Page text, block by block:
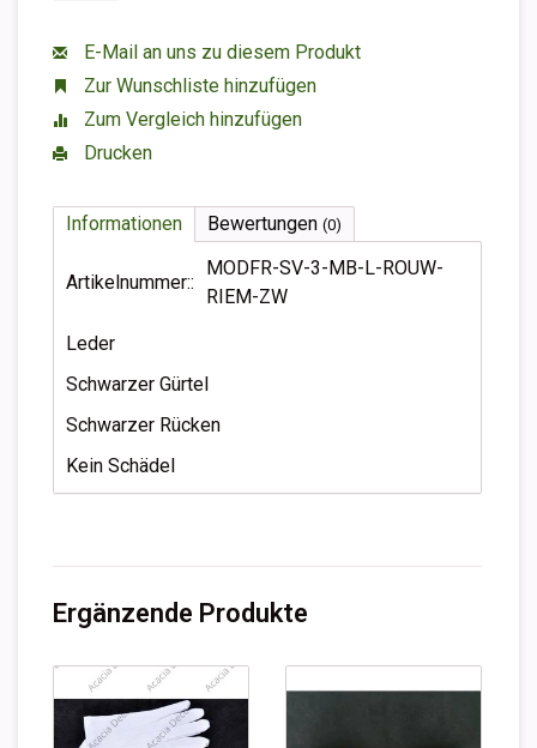
E-Mail an uns zu diesem Produkt
Zur Wunschliste hinzufügen
Zum Vergleich hinzufügen
Drucken
Informationen Bewertungen (0)
Artikelnummer::
MODFR-SV-3-MB-L-ROUW-
RIEM-ZW
Leder
Schwarzer Gürtel
Schwarzer Rücken
Kein Schädel
Ergänzende Produkte